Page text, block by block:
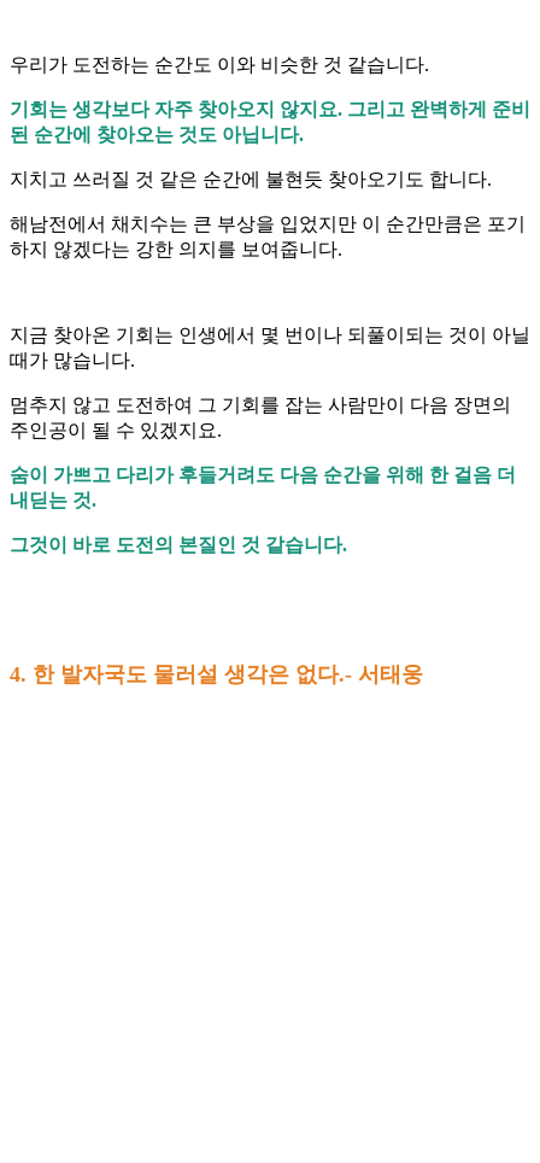
우리가 도전하는 순간도 이와 비슷한 것 같습니다.
기회는 생각보다 자주 찾아오지 않지요. 그리고 완벽하게 준비
된 순간에 찾아오는 것도 아닙니다.
지치고 쓰러질 것 같은 순간에 불현듯 찾아오기도 합니다.
해남전에서 채치수는 큰 부상을 입었지만 이 순간만큼은 포기
하지 않겠다는 강한 의지를 보여줍니다.
지금 찾아온 기회는 인생에서 몇 번이나 되풀이되는 것이 아닐
때가 많습니다.
멈추지 않고 도전하여 그 기회를 잡는 사람만이 다음 장면의
주인공이 될 수 있겠지요.
숨이 가쁘고 다리가 후들거려도 다음 순간을 위해 한 걸음 더
내딛는 것.
그것이 바로 도전의 본질인 것 같습니다.
4. 한 발자국도 물러설 생각은 없다.- 서태웅